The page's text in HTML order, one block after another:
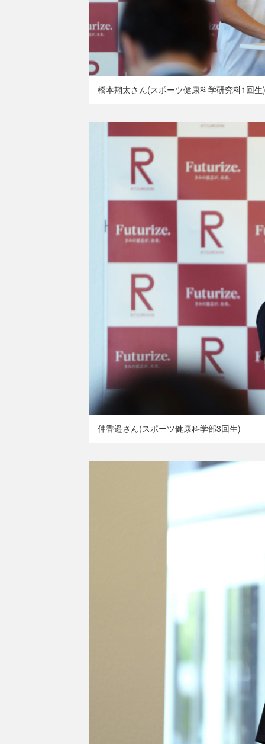
橋本翔太さん(スポーツ健康科学研究科1回生)
仲香遥さん(スポーツ健康科学部3回生)